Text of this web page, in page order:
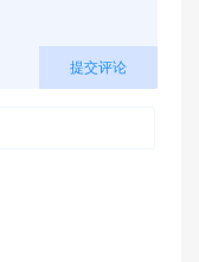
提交评论